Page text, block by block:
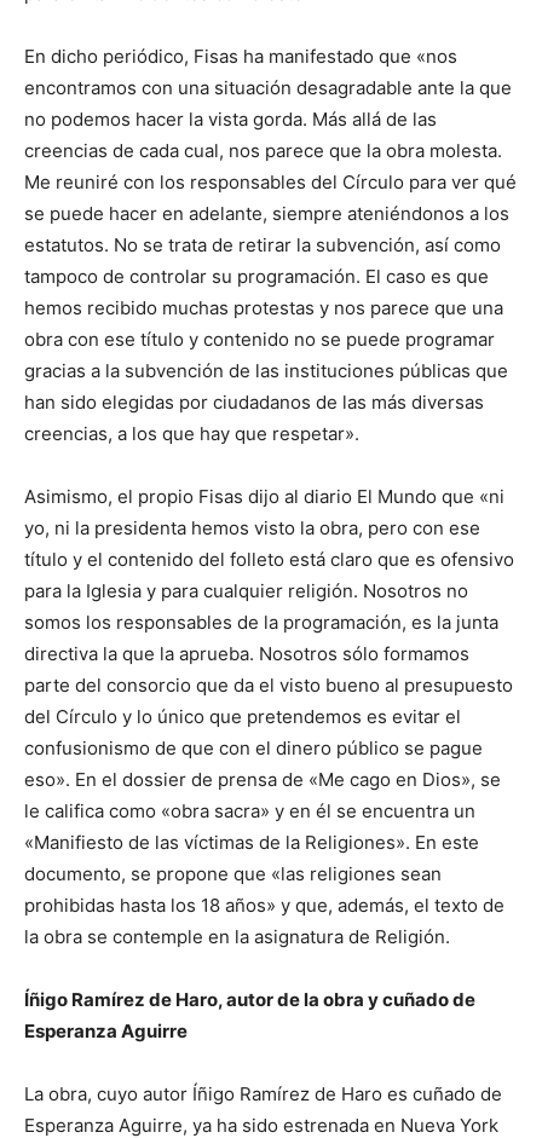
En dicho periódico, Fisas ha manifestado que «nos
encontramos con una situación desagradable ante la que
no podemos hacer la vista gorda. Más allá de las
creencias de cada cual, nos parece que la obra molesta.
Me reuniré con los responsables del Círculo para ver qué
se puede hacer en adelante, siempre ateniéndonos a los
estatutos. No se trata de retirar la subvención, así como
tampoco de controlar su programación. El caso es que
hemos recibido muchas protestas y nos parece que una
obra con ese título y contenido no se puede programar
gracias a la subvención de las instituciones públicas que
han sido elegidas por ciudadanos de las más diversas
creencias, a los que hay que respetar».
Asimismo, el propio Fisas dijo al diario El Mundo que «ni
yo, ni la presidenta hemos visto la obra, pero con ese
título y el contenido del folleto está claro que es ofensivo
para la Iglesia y para cualquier religión. Nosotros no
somos los responsables de la programación, es la junta
directiva la que la aprueba. Nosotros sólo formamos
parte del consorcio que da el visto bueno al presupuesto
del Círculo y lo único que pretendemos es evitar el
confusionismo de que con el dinero público se pague
eso». En el dossier de prensa de «Me cago en Dios», se
le califica como «obra sacra» y en él se encuentra un
«Manifiesto de las víctimas de la Religiones». En este
documento, se propone que «las religiones sean
prohibidas hasta los 18 años» y que, además, el texto de
la obra se contemple en la asignatura de Religión.
Íñigo Ramírez de Haro, autor de la obra y cuñado de
Esperanza Aguirre
La obra, cuyo autor Íñigo Ramírez de Haro es cuñado de
Esperanza Aguirre, ya ha sido estrenada en Nueva York